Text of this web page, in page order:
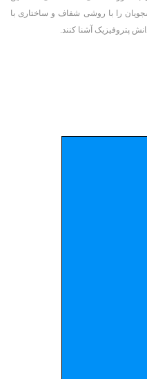
را با روشی شفاف و ساختاری با
پتروفیزیک آشنا کنند.